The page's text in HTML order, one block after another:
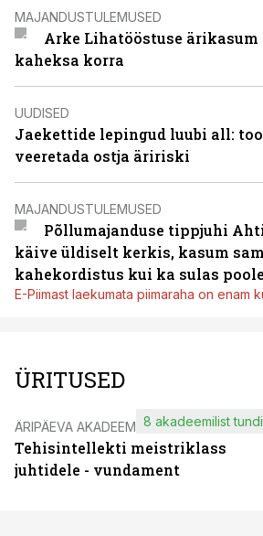
MAJANDUSTULEMUSED
Arke Lihatööstuse ärikasum
kaheksa korra
UUDISED
Jaekettide lepingud luubi all:
veeretada ostja äririski
MAJANDUSTULEMUSED
Põllumajanduse tippjuhi
käive üldiselt kerkis, kasum
kahekordistus kui ka sulas
E-Piimast laekumata piimaraha on enam
ÜRITUSED
ÄRIPÄEVA AKADEEMIA
Tehisintellekti meistriklass
juhtidele - vundament
8 akadeemilist tundi